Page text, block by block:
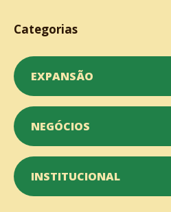
Categorias
EXPANSÃO
NEGÓCIOS
INSTITUCIONAL